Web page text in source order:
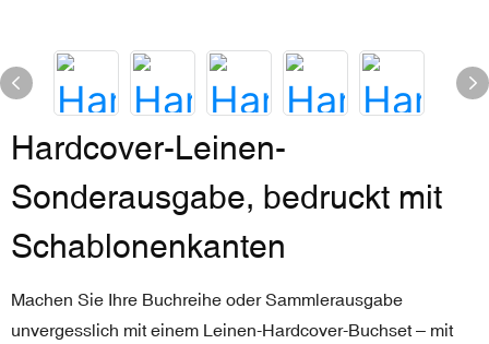
Hardcover-Leinen-
Sonderausgabe, bedruckt mit
Schablonenkanten
Machen Sie Ihre Buchreihe oder Sammlerausgabe
unvergesslich mit einem Leinen-Hardcover-Buchset – mit